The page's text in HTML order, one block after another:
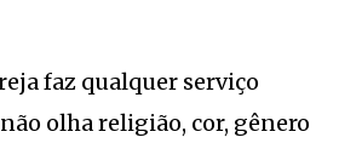
faz qualquer serviço
olha religião, cor, gênero